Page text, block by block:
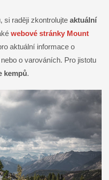
si raději zkontrolujte aktuální
webové stránky Mount
aktuální informace o
o varováních. Pro jistotu
kempů.